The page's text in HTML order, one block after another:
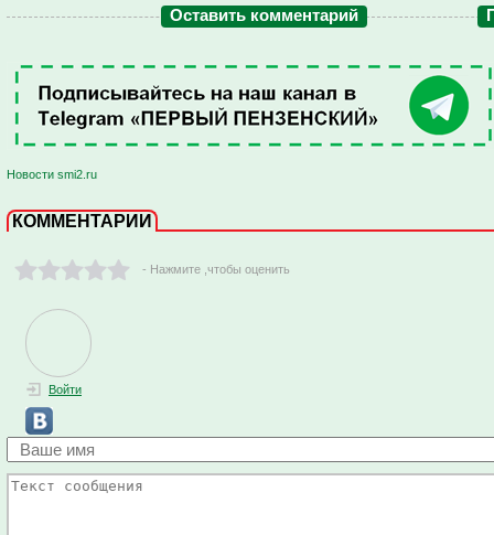
Оставить комментарий
Новости smi2.ru
КОММЕНТАРИИ
- Нажмите ,чтобы оценить
Войти